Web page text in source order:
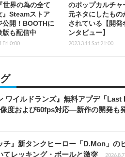
世界の為の全て
』Steamストア
公開！BOOTHに
版も配信中
Fri 0:00
のポップカルチャ
元ネタにしたもの
されている【開発
ンタビュー】
2023.3.11 Sat 21:00
ワイルドランズ』無料アプデ「
度および60fps対応―新作の開発も
チ』新タンクヒーロー「D.Mon」の
てレッキング・ボールと激突